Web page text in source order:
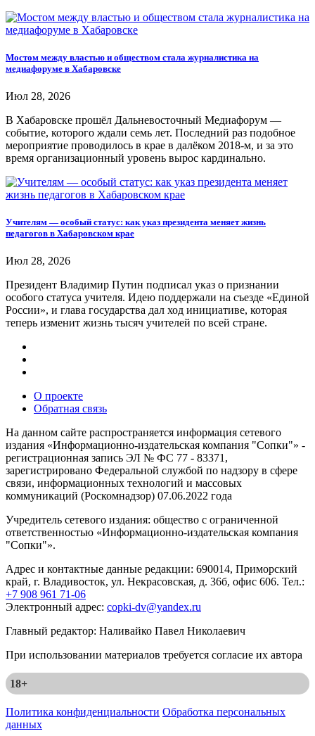
Мостом между властью и обществом стала журналистика на
медиафоруме в Хабаровске
Июл 28, 2026
В Хабаровске прошёл Дальневосточный Медиафорум —
событие, которого ждали семь лет. Последний раз подобное
мероприятие проводилось в крае в далёком 2018-м, и за это
время организационный уровень вырос кардинально.
Учителям — особый статус: как указ президента меняет жизнь
педагогов в Хабаровском крае
Июл 28, 2026
Президент Владимир Путин подписал указ о признании
особого статуса учителя. Идею поддержали на съезде «Единой
России», и глава государства дал ход инициативе, которая
теперь изменит жизнь тысяч учителей по всей стране.
О проекте
Обратная связь
На данном сайте распространяется информация сетевого
издания «Информационно-издательская компания "Сопки"» -
регистрационная запись ЭЛ № ФС 77 - 83371,
зарегистрировано Федеральной службой по надзору в сфере
связи, информационных технологий и массовых
коммуникаций (Роскомнадзор) 07.06.2022 года
Учредитель сетевого издания: общество с ограниченной
ответственностью «Информационно-издательская компания
"Сопки"».
Адрес и контактные данные редакции: 690014, Приморский
край, г. Владивосток, ул. Некрасовская, д. 36б, офис 606. Тел.:
+7 908 961 71-06
Электронный адрес: copki-dv@yandex.ru
Главный редактор: Наливайко Павел Николаевич
При использовании материалов требуется согласие их автора
18+
Политика конфиденциальности Обработка персональных
данных